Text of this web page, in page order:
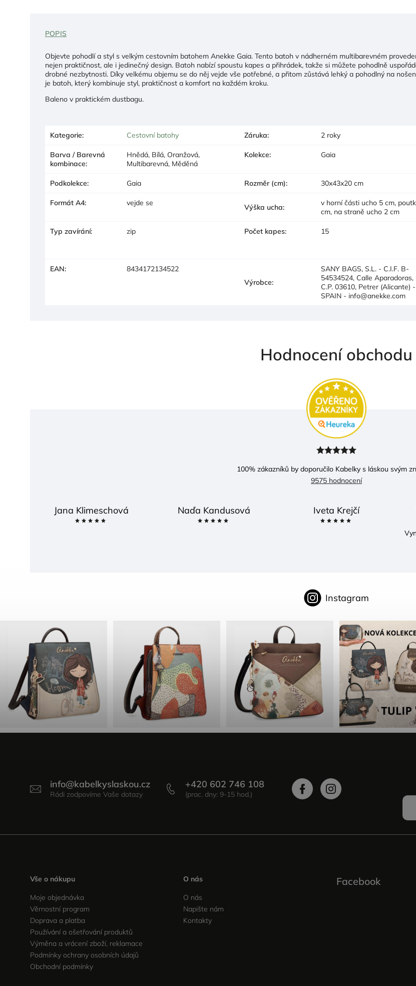
POPIS
Objevte pohodlí a styl s velkým cestovním batohem Anekke Gaia. Tento batoh v nádherném multibarevném
nejen praktičnost, ale i jedinečný design. Batoh nabízí spoustu kapes a přihrádek, takže si můžete pohodlně
drobné nezbytnosti. Díky velkému objemu se do něj vejde vše potřebné, a přitom zůstává lehký a pohodlný na
je batoh, který kombinuje styl, praktičnost a komfort na každém kroku.
Baleno v praktickém dustbagu.
Kategorie: Cestovní batohy Záruka: 2 roky
Barva / Barevná
kombinace:
Hnědá, Bílá, Oranžová,
Multibarevná, Měděná
Kolekce: Gaia
Podkolekce: Gaia Rozměr (cm): 30x43x20 cm
Formát A4: vejde se Výška ucha:
v horní části ucho 5 cm,
cm, na straně ucho 2 cm
Typ zavírání: zip Počet kapes: 15
EAN:
8434172134522
Výrobce:
SANY BAGS, S.L. - C.I.F. B-
54534524, Calle Aparadoras,
C.P. 03610, Petrer (Alicante) -
SPAIN - info@anekke.com
Hodnocení obchodu
100% zákazníků by doporučilo Kabelky s láskou svým
9575 hodnocení
Jana Klimeschová Naďa Kandusová Iveta Krejčí
Instagram
info@kabelkyslaskou.cz +420 602 746 108
Vše o nákupu
Moje objednávka
Věrnostní program
Doprava a platba
Používání a ošetřování produktů
Výměna a vrácení zboží, reklamace
Podmínky ochrany osobních údajů
Obchodní podmínky
O nás
O nás
Napište nám
Kontakty
Facebook